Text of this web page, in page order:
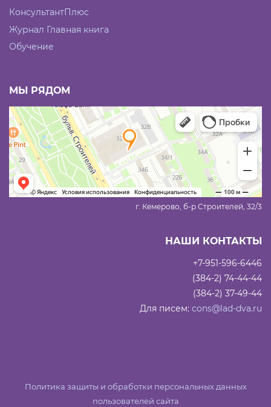
КонсультантПлюс
Журнал Главная книга
Обучение
МЫ РЯДОМ
г. Кемерово, б-р Строителей, 32/3
НАШИ КОНТАКТЫ
+7-951-596-6446
(384-2) 74-44-44
(384-2) 37-49-44
Для писем: cons@lad-dva.ru
Политика защиты и обработки персональных данных
пользователей сайта